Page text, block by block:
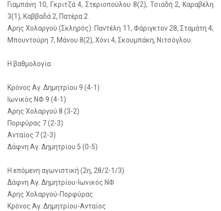
Γιαμπάνη 10, Γκριτζά 4, Στεριοπούλου 8(2), Τσιαδή 2, Καραβέλη
3(1), Καββαδά 2, Πατέρα 2.
Αρης Χολαργού (Σκληρός): Παντέλη 11, Φάριγκτον 28, Σταμάτη 4,
Μπουντούρη 7, Μάνου 8(2), Χόνι 4, Σκουμπάκη, Νιτσόγλου.
Η βαθμολογία
Κρόνος Αγ. Δημητρίου 9 (4-1)
Ιωνικός ΝΦ 9 (4-1)
Αρης Χολαργού 8 (3-2)
Πορφύρας 7 (2-3)
Ανταίος 7 (2-3)
Δάφνη Αγ. Δημητρίου 5 (0-5)
Η επόμενη αγωνιστική (2η, 28/2-1/3)
Δάφνη Αγ. Δημητρίου-Ιωνικός ΝΦ
Αρης Χολαργού-Πορφύρας
Κρόνος Αγ. Δημητρίου-Ανταίος